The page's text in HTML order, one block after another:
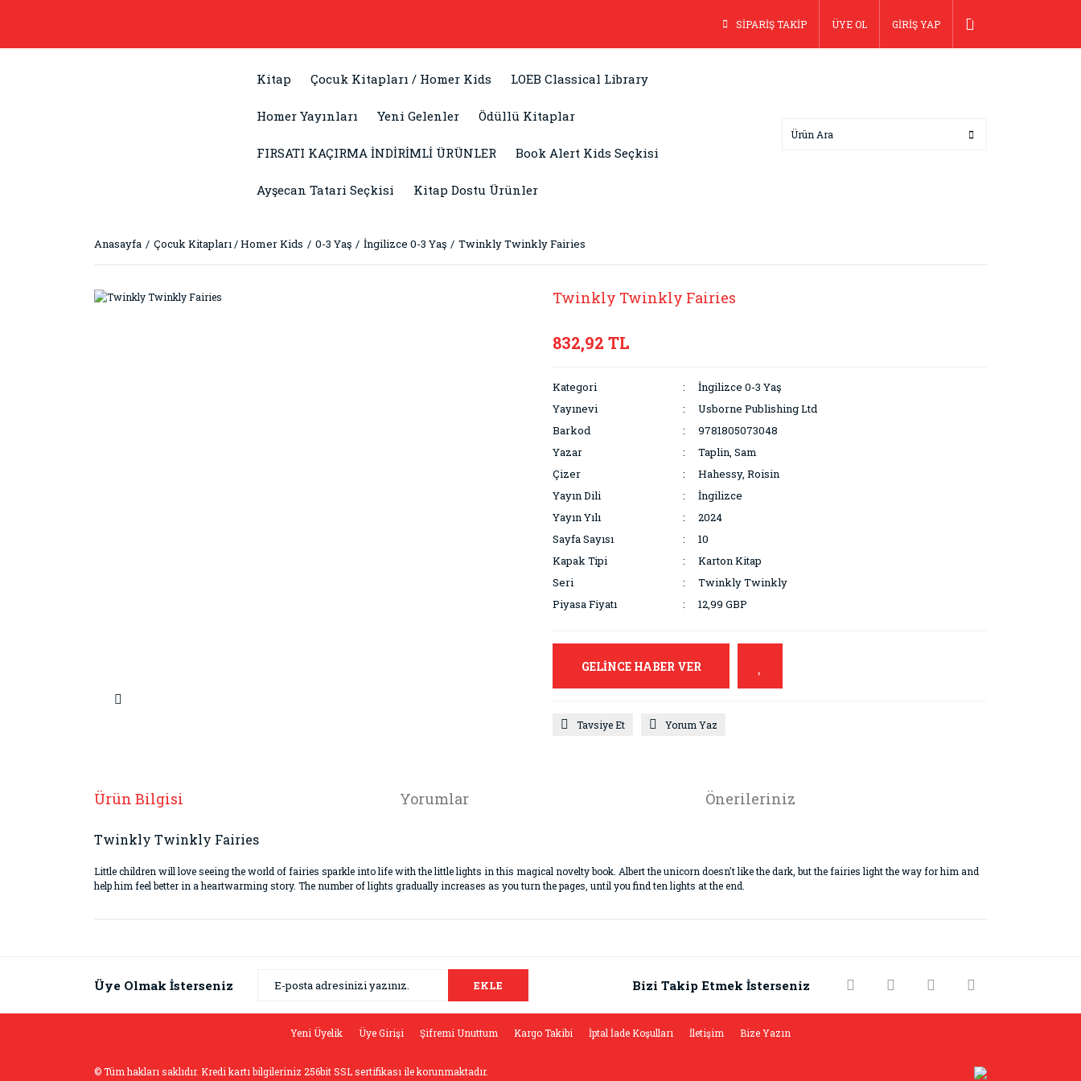
SİPARİŞ TAKİP ÜYE OL GİRİŞ YAP
Kitap Çocuk Kitapları / Homer Kids LOEB Classical Library
Homer Yayınları Yeni Gelenler Ödüllü Kitaplar
FIRSATI KAÇIRMA İNDİRİMLİ ÜRÜNLER Book Alert Kids Seçkisi
Ayşecan Tatari Seçkisi Kitap Dostu Ürünler
Anasayfa Çocuk Kitapları / Homer Kids 0-3 Yaş İngilizce 0-3 Yaş Twinkly Twinkly Fairies
Twinkly Twinkly Fairies
832,92 TL
Kategori
İngilizce 0-3 Yaş
Yayınevi
Usborne Publishing Ltd
Barkod
9781805073048
Yazar
Taplin, Sam
Çizer
Hahessy, Roisin
Yayın Dili
İngilizce
Yayın Yılı
2024
Sayfa Sayısı
10
Kapak Tipi
Karton Kitap
Seri
Twinkly Twinkly
Piyasa Fiyatı
12,99 GBP
GELİNCE HABER VER
Tavsiye Et Yorum Yaz
Ürün Bilgisi Yorumlar Önerileriniz
Twinkly Twinkly Fairies
Little children will love seeing the world of fairies sparkle into life with the little lights in this magical novelty book. Albert the unicorn doesn't like the dark, but the fairies light the way for him and
help him feel better in a heartwarming story. The number of lights gradually increases as you turn the pages, until you find ten lights at the end.
Yorum Yaz
Ürün resmi kalitesiz, bozuk veya görüntülenemiyor.
Bu ürüne benzer farklı alternatifler olmalı.
Üye Olmak İsterseniz EKLE Bizi Takip Etmek İsterseniz
Yeni Üyelik Üye Girişi Şifremi Unuttum Kargo Takibi İptal İade Koşulları İletişim Bize Yazın
© Tüm hakları saklıdır. Kredi kartı bilgileriniz 256bit SSL sertifikası ile korunmaktadır.